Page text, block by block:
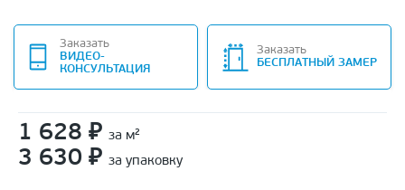
Заказать
ВИДЕО-
КОНСУЛЬТАЦИЯ
Заказать
БЕСПЛАТНЫЙ ЗАМЕР
1 628 ₽ за м²
3 630 ₽ за упаковку